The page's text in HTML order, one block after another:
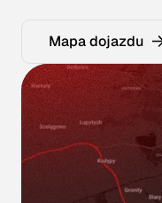
Mapa dojazdu